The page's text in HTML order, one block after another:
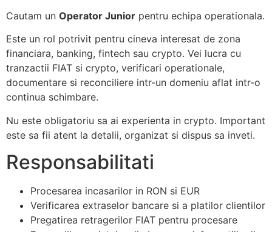
Cautam un Operator Junior pentru echipa operationala.
Este un rol potrivit pentru cineva interesat de zona
financiara, banking, fintech sau crypto. Vei lucra cu
tranzactii FIAT si crypto, verificari operationale,
documentare si reconciliere intr-un domeniu aflat intr-o
continua schimbare.
Nu este obligatoriu sa ai experienta in crypto. Important
este sa fii atent la detalii, organizat si dispus sa inveti.
Responsabilitati
Procesarea incasarilor in RON si EUR
Verificarea extraselor bancare si a platilor clientilor
Pregatirea retragerilor FIAT pentru procesare